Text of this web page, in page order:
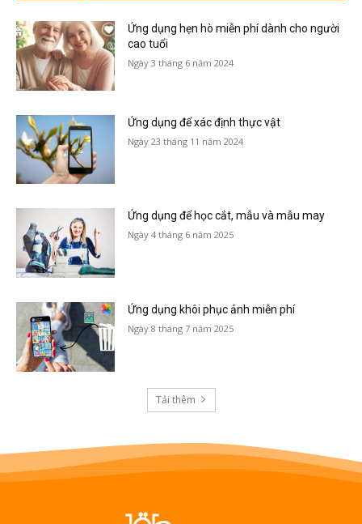
Ứng dụng hẹn hò miễn phí dành cho người
cao tuổi
Ngày 3 tháng 6 năm 2024
Ứng dụng để xác định thực vật
Ngày 23 tháng 11 năm 2024
Ứng dụng để học cắt, mẫu và mẫu may
Ngày 4 tháng 6 năm 2025
Ứng dụng khôi phục ảnh miễn phí
Ngày 8 tháng 7 năm 2025
Tải thêm